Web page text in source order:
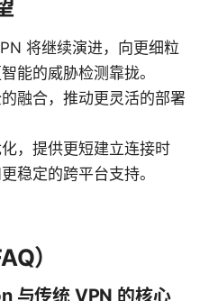
将继续演进，向更细粒
能的威胁检测靠拢。
融合，推动更灵活的部署
，提供更短建立连接时
稳定的跨平台支持。
）
与传统 VPN 的核心